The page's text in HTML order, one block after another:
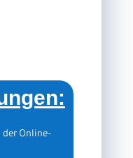
Online-